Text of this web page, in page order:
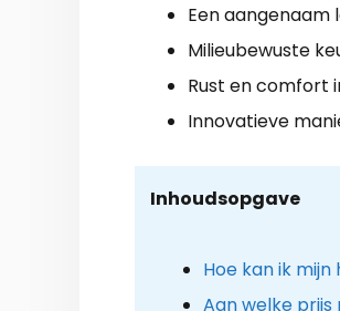
Een aangenaam
Milieubewuste
Rust en comfort
Innovatieve
Inhoudsopgave
Hoe kan ik mijn
Aan welke prijs